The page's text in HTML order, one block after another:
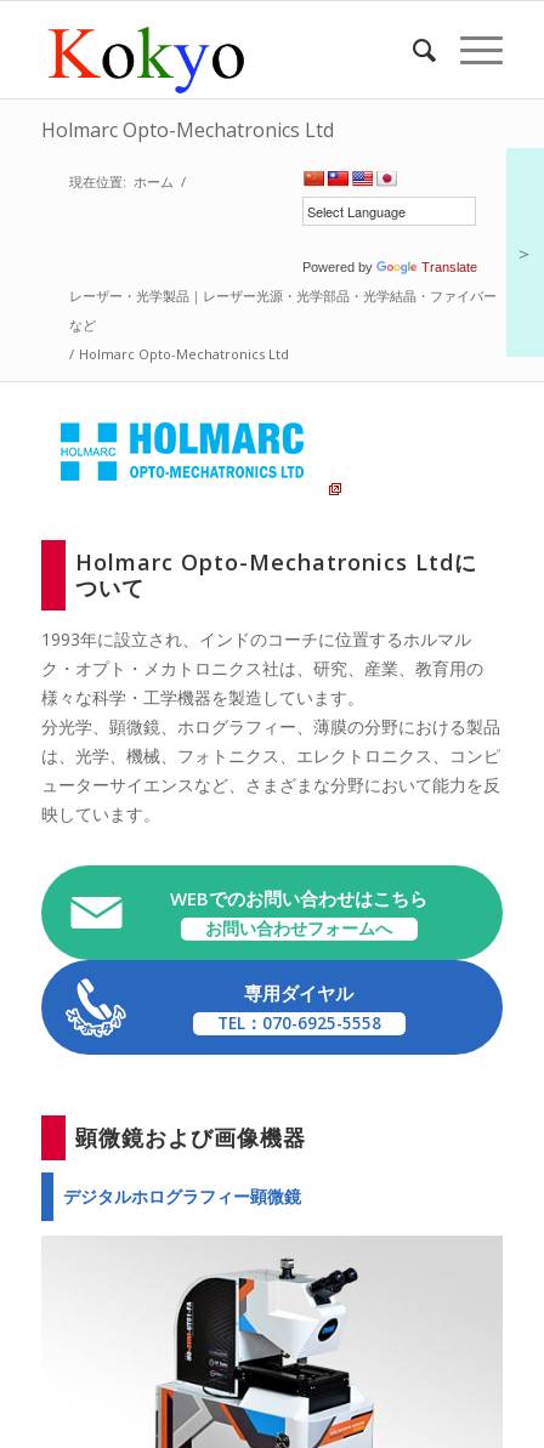
Holmarc Opto-Mechatronics Ltd
Powered by Translate
現在位置: ホーム /
レーザー・光学製品｜レーザー光源・光学部品・光学結晶・ファイバー
など
/ Holmarc Opto-Mechatronics Ltd
Holmarc Opto-Mechatronics Ltdに
ついて
1993年に設立され、インドのコーチに位置するホルマル
ク・オプト・メカトロニクス社は、研究、産業、教育用の
様々な科学・工学機器を製造しています。
分光学、顕微鏡、ホログラフィー、薄膜の分野における製品
は、光学、機械、フォトニクス、エレクトロニクス、コンピ
ューターサイエンスなど、さまざまな分野において能力を反
映しています。
WEBでのお問い合わせはこちら
お問い合わせフォームへ
専用ダイヤル
TEL：070-6925-5558
顕微鏡および画像機器
デジタルホログラフィー顕微鏡
＞